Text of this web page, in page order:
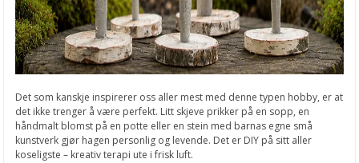
Det som kanskje inspirerer oss aller mest med denne typen hobby, er at
det ikke trenger å være perfekt. Litt skjeve prikker på en sopp, en
håndmalt blomst på en potte eller en stein med barnas egne små
kunstverk gjør hagen personlig og levende. Det er DIY på sitt aller
koseligste – kreativ terapi ute i frisk luft.